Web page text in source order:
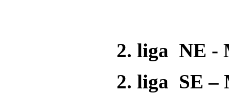
2. liga NE -
2. liga SE –